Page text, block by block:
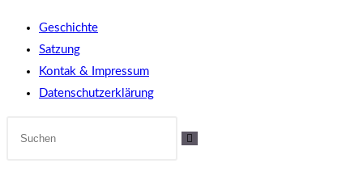
umschalten
Geschichte
Satzung
Kontak & Impressum
Datenschutzerklärung